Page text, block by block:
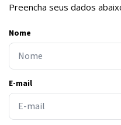
Preencha seus dados
Nome
E-mail